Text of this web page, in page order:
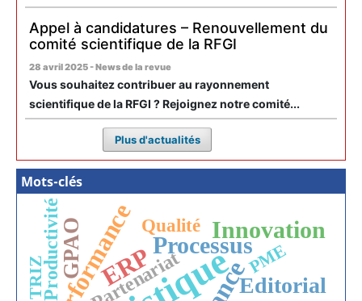
Appel à candidatures – Renouvellement du
comité scientifique de la RFGI
28 avril 2025 - News de la revue
Vous souhaitez contribuer au rayonnement
scientifique de la RFGI ? Rejoignez notre comité...
Plus d'actualités
Mots-clés
ERP
Performance Processus
Innovation
Editorial
GPAO
Productivité Partenariat
Qualité
TRIZ PME